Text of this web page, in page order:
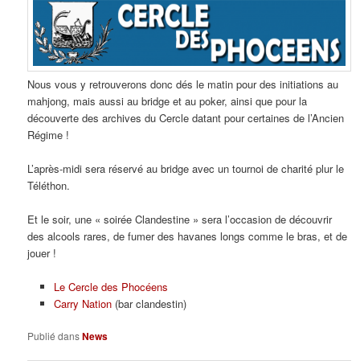
Nous vous y retrouverons donc dés le matin pour des initiations au
mahjong, mais aussi au bridge et au poker, ainsi que pour la
découverte des archives du Cercle datant pour certaines de l’Ancien
Régime !
L’après-midi sera réservé au bridge avec un tournoi de charité plur le
Téléthon.
Et le soir, une « soirée Clandestine » sera l’occasion de découvrir
des alcools rares, de fumer des havanes longs comme le bras, et de
jouer !
Le Cercle des Phocéens
Carry Nation(bar clandestin)
Publié dansNews